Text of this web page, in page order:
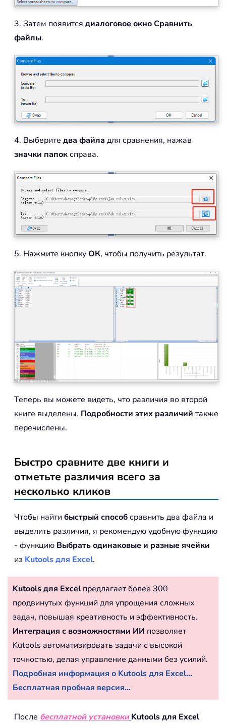
3. Затем появится диалоговое окно Сравнить
файлы.
4. Выберите два файла для сравнения, нажав
значки папоксправа.
5. Нажмите кнопкуОК, чтобы получить результат.
Теперь вы можете видеть, что различия во второй
книге выделены. Подробности этих различий также
перечислены.
Быстро сравните две книги и
отметьте различия всего за
несколько кликов
Чтобы найти быстрый способсравнить два файла и
выделить различия, я рекомендую удобную функцию
- функцию Выбрать одинаковые и разные ячейки
из Kutools для Excel.
Kutools для Excel предлагает более 300
продвинутых функций для упрощения сложных
задач, повышая креативность и эффективность.
Интеграция с возможностями ИИ позволяет
Kutools автоматизировать задачи с высокой
точностью, делая управление данными без усилий.
Подробная информация о Kutools для Excel...
Бесплатная пробная версия...
После бесплатной установки Kutools для Excel